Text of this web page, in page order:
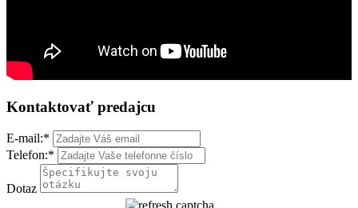
Kontaktovať predajcu
E-mail:*
Telefon:*
Dotaz